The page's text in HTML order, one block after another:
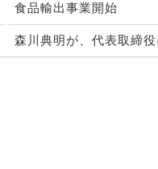
食品輸出事業開始
森川典明が、代表取締